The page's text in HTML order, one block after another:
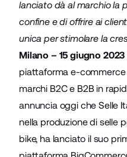
lanciato dà al marchio la
confine e di offrire ai
unica per stimolare la
Milano – 15 giugno 2023
piattaforma e-commerce
marchi B2C e B2B in
annuncia oggi cheSelle
nella produzione di selle
bike, ha lanciato il suo